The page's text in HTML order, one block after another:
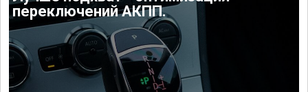
переключений АКПП.